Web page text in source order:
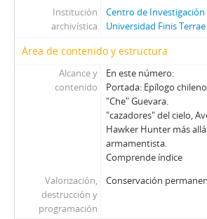
ER - El Rebelde del MIR
EV - Eva
LG - La Gironda
LPa - La Patria
LP - La Prensa
M - Margarita
M - Mayoría
MJ - Mensaje
NCh - Nosotros Los Chilenos
OFNPL - Órgano Oficial del Frente
P - Paloma
Pag - Páginas: Para una acción
Institución
archivística
Centro de
Universidad Finis Terrae
Área de contenido y estructura
Alcance y
contenido
En este número:
Portada: Epílogo
"Che" Guevara.
"cazadores" del cielo,
Hawker Hunter más
armamentista.
Comprende índice
Valorización,
destrucción y
programación
Conservación